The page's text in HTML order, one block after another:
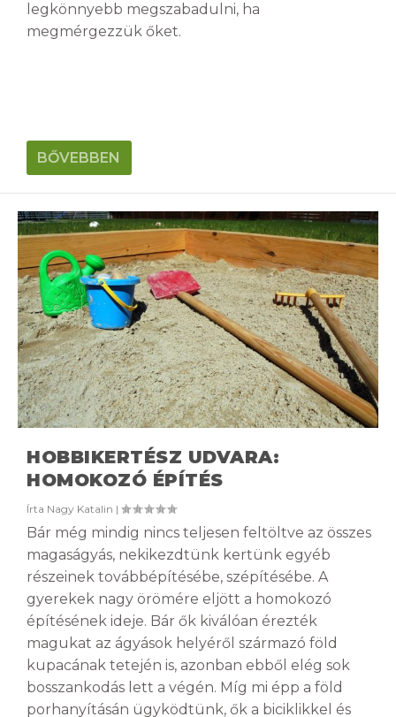
legkönnyebb megszabadulni, ha
megmérgezzük őket.
BŐVEBBEN
HOBBIKERTÉSZ UDVARA:
HOMOKOZÓ ÉPÍTÉS
Írta Nagy Katalin |
Bár még mindig nincs teljesen feltöltve az összes
magaságyás, nekikezdtünk kertünk egyéb
részeinek továbbépítésébe, szépítésébe. A
gyerekek nagy örömére eljött a homokozó
építésének ideje. Bár ők kiválóan érezték
magukat az ágyások helyéről származó föld
kupacának tetején is, azonban ebből elég sok
bosszankodás lett a végén. Míg mi épp a föld
porhanyításán ügyködtünk, ők a biciklikkel és